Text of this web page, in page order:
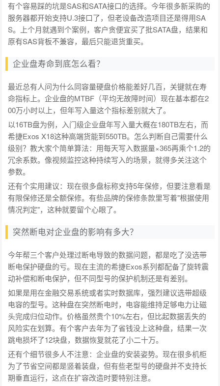
有个容易踩的坑是SAS和SATA接口的选择。今年很多新采购的
服务器都开始支持U.3接口了，但老设备改造项目还是得用SA
S。上个月就遇到个案例，客户贪便宜买了批SATA盘，结果和
原有SAS背板不兼容，最后只能退货重买。
企业盘寿命到底怎么看？
最近总有人问为什么同容量硬盘价格能差好几百，关键就在寿
命指标上。企业盘的MTBF（平均无故障时间）现在基本都在2
00万小时以上，但年写入量这个指标差别就大了。
以16TB盘为例，入门级企业盘年写入量大概在180TB左右，而
希捷Exos X18这种高端货能到550TB。怎么判断自己需要什么
级别？教大家个简单算法：用每天写入数据量×365再乘个1.2的
冗余系数。像视频监控这种持续写入的场景，就得多关注这个
参数。
还有个实用建议：现在很多盘标称支持5年保修，但要注意看是
有限保修还是全额保修。有些品牌的保修条款里写着"根据使用
情况判定"，这种就要留个心眼了。
突然断电对企业盘的影响有多大？
今年帮三个客户处理过断电导致的数据问题，都是吃了没选带
断电保护硬盘的亏。现在主流的希捷Exos系列都配备了旋转震
动补偿和断电保护，但不同型号的保护机制还是有差别。
如果是用在金融交易系统或者实时数据库，强烈建议选带超级
电容的型号。这种盘在突然断电时，电容能维持足够电力让磁
头完成归位动作。价格虽然贵个10%左右，但比起数据丢失的
风险实在划算。有个客户去年为了省钱没上这种盘，结果一次
跳电损坏了12块盘，数据恢复就花了小二十万。
还有个细节很多人不注意：企业盘的安装姿势。现在很多机柜
为了节省空间都是竖着装盘，但有些老型号的硬盘并不支持长
期垂直运行，这点在扩容改造时要特别注意。